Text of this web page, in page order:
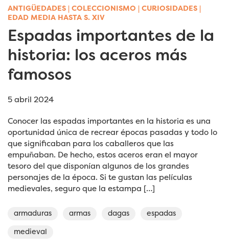
ANTIGÜEDADES | COLECCIONISMO | CURIOSIDADES |
EDAD MEDIA HASTA S. XIV
Espadas importantes de la
historia: los aceros más
famosos
5 abril 2024
Conocer las espadas importantes en la historia es una
oportunidad única de recrear épocas pasadas y todo lo
que significaban para los caballeros que las
empuñaban. De hecho, estos aceros eran el mayor
tesoro del que disponían algunos de los grandes
personajes de la época. Si te gustan las películas
medievales, seguro que la estampa […]
armaduras armas dagas
espadas
medieval